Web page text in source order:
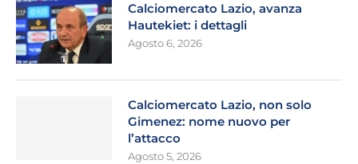
Calciomercato Lazio, avanza
Hautekiet: i dettagli
Agosto 6, 2026
Calciomercato Lazio, non solo
Gimenez: nome nuovo per
l’attacco
Agosto 5, 2026